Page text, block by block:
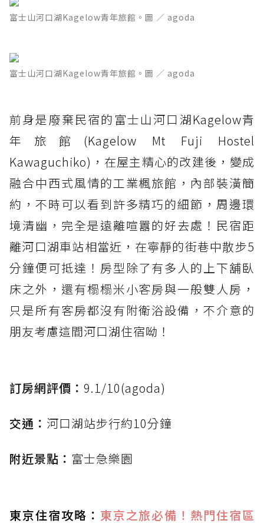
富士山河口湖Kagelow青年旅館。圖 ／ agoda
富士山河口湖Kagelow青年旅館。圖 ／ agoda
前身是廢棄民宿的富士山河口湖Kagelow青
年旅館(Kagelow Mt Fuji Hostel
Kawaguchiko)，在屋主精心的改建後，變成
融合中西式風情的工業楓旅館，內部裝潢簡
約，不時可以看到許多精巧的細節，周邊環
境清幽，完全是遠離喧囂的好去處！民宿距
離河口湖車站相當近，在寧靜的街巷中散步5
分鐘便可抵達！房型除了有多人的上下舖臥
床之外，還有榻榻米小客房與一般雙人房，
只是所有客房都沒有附衛浴設備，不介意的
朋友考慮這間河口湖住宿呦！
訂房網評價： 9.1/10(agoda)
交通： 河口湖站步行約10分鐘
附近景點： 富士急樂園
東京住宿攻略： 東京之旅必備！熱門住宿區